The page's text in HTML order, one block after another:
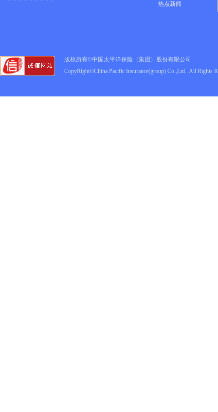
热点新闻
版权所有©中国太平洋保险（集团）股份有限公司
CopyRight©China Pacific Insurance(group) Co.,Ltd.. All Rights